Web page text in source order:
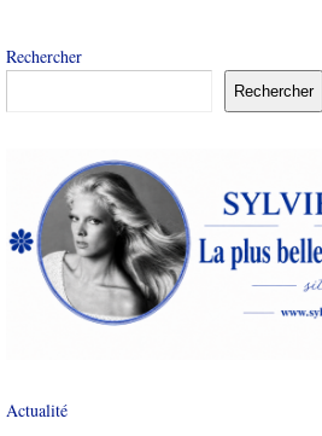
Rechercher
Rechercher
Actualité